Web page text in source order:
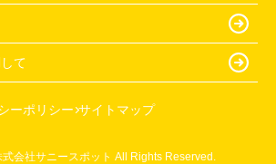
て
ーポリシー サイトマップ
会社サニースポット All Rights Reserved.